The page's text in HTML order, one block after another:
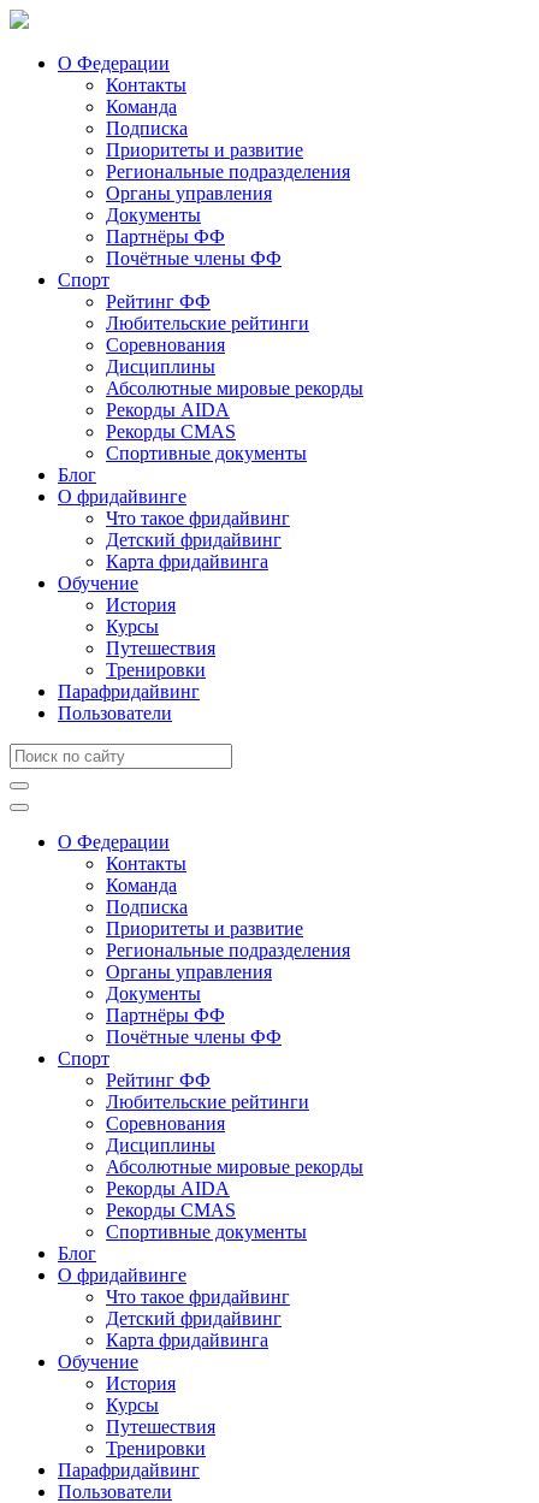
О Федерации
Контакты
Команда
Подписка
Приоритеты и развитие
Региональные подразделения
Органы управления
Документы
Партнёры ФФ
Почётные члены ФФ
Спорт
Рейтинг ФФ
Любительские рейтинги
Соревнования
Дисциплины
Абсолютные мировые рекорды
Рекорды AIDA
Рекорды CMAS
Спортивные документы
Блог
О фридайвинге
Что такое фридайвинг
Детский фридайвинг
Карта фридайвинга
Обучение
История
Курсы
Путешествия
Тренировки
Парафридайвинг
Пользователи
О Федерации
Контакты
Команда
Подписка
Приоритеты и развитие
Региональные подразделения
Органы управления
Документы
Партнёры ФФ
Почётные члены ФФ
Спорт
Рейтинг ФФ
Любительские рейтинги
Соревнования
Дисциплины
Абсолютные мировые рекорды
Рекорды AIDA
Рекорды CMAS
Спортивные документы
Блог
О фридайвинге
Что такое фридайвинг
Детский фридайвинг
Карта фридайвинга
Обучение
История
Курсы
Путешествия
Тренировки
Парафридайвинг
Пользователи